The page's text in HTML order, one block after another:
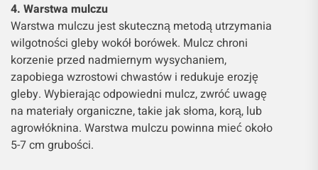
4. Warstwa mulczu
Warstwa mulczu jest skuteczną metodą utrzymania
wilgotności gleby wokół borówek. Mulcz chroni
korzenie przed nadmiernym wysychaniem,
zapobiega wzrostowi chwastów i redukuje erozję
gleby. Wybierając odpowiedni mulcz, zwróć uwagę
na materiały organiczne, takie jak słoma, korą, lub
agrowłóknina. Warstwa mulczu powinna mieć około
5-7 cm grubości.